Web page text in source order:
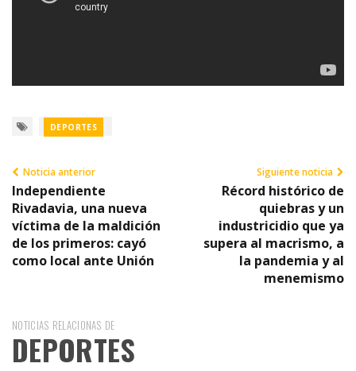
DEPORTES
Noticia anterior
Independiente
Rivadavia, una nueva
víctima de la maldición
de los primeros: cayó
como local ante Unión
Siguiente noticia
Récord histórico de
quiebras y un
industricidio que ya
supera al macrismo, a
la pandemia y al
menemismo
NOTICIAS RELACIONAS DE
DEPORTES